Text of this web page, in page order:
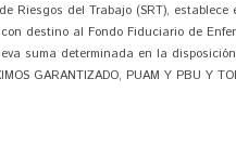
Riesgos del Trabajo (SRT),
destino al Fondo Fiduciario de
suma determinada en la
GARANTIZADO, PUAM Y PBU Y